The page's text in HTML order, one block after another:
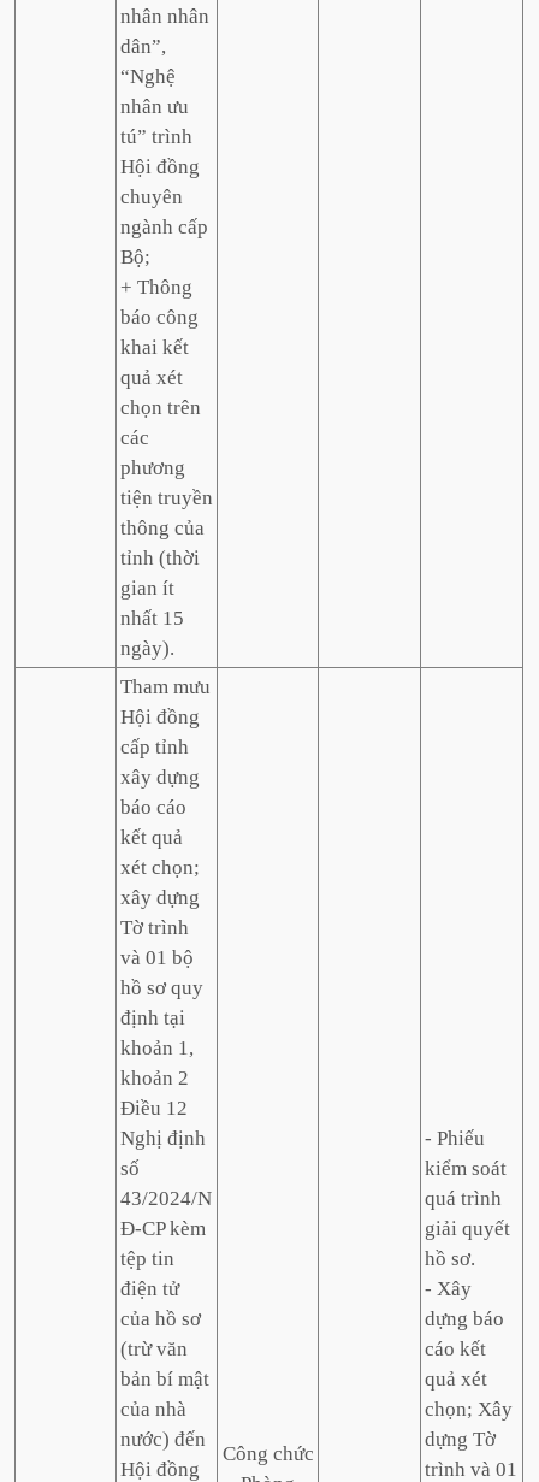
nhân nhân
dân”,
“Nghệ
nhân ưu
tú” trình
Hội đồng
chuyên
ngành cấp
Bộ;
+ Thông
báo công
khai kết
quả xét
chọn trên
các
phương
tiện truyền
thông của
tỉnh (thời
gian ít
nhất 15
ngày).
Tham mưu
Hội đồng
cấp tỉnh
xây dựng
báo cáo
kết quả
xét chọn;
xây dựng
Tờ trình
và 01 bộ
hồ sơ quy
định tại
khoản 1,
khoản 2
Điều 12
Nghị định
số
43/2024/N
Đ-CP kèm
tệp tin
điện tử
của hồ sơ
(trừ văn
bản bí mật
của nhà
nước) đến
Hội đồng
Công chức
- Phiếu
kiểm soát
quá trình
giải quyết
hồ sơ.
- Xây
dựng báo
cáo kết
quả xét
chọn; Xây
dựng Tờ
trình và 01